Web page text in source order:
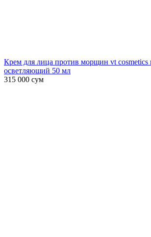
Крем для лица против морщин vt cosmetics
осветляющий 50 мл
315 000 сум